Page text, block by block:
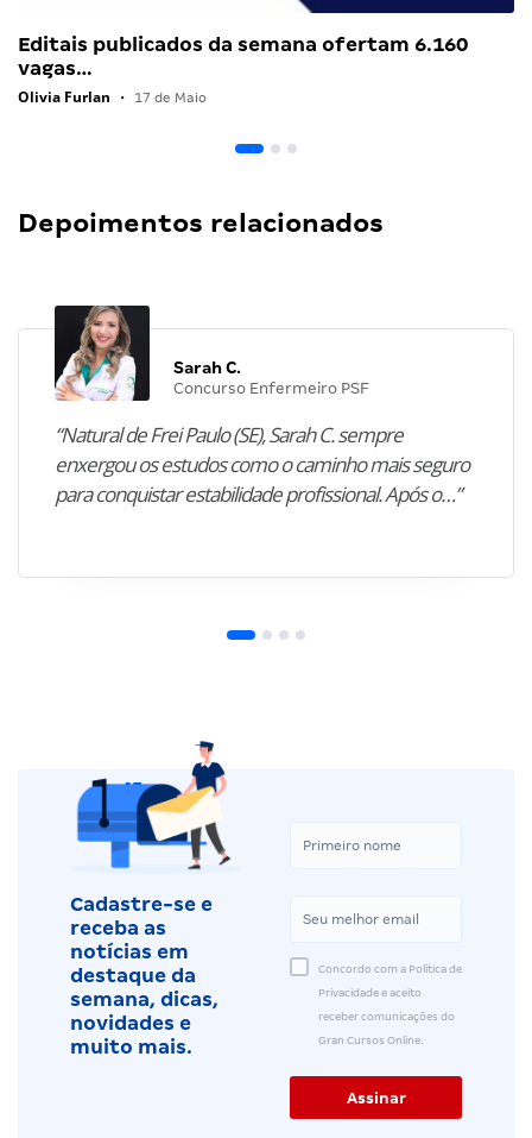
Editais publicados da semana ofertam 6.160
vagas…
Olivia Furlan • 17 de Maio
Depoimentos relacionados
Sarah C.
Concurso Enfermeiro PSF
“Natural de Frei Paulo (SE), Sarah C. sempre
enxergou os estudos como o caminho mais seguro
para conquistar estabilidade profissional. Após o…”
Cadastre-se e
receba as
notícias em
destaque da
semana, dicas,
novidades e
muito mais.
Concordo com a Política de
Privacidade e aceito
receber comunicações do
Gran Cursos Online.